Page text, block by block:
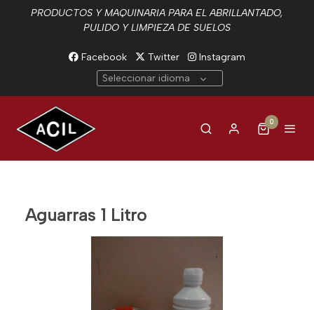
PRODUCTOS Y MAQUINARIA PARA EL ABRILLANTADO,
PULIDO Y LIMPIEZA DE SUELOS
Facebook Twitter
Instagram
Seleccionar idioma
0
Aguarras 1 Litro